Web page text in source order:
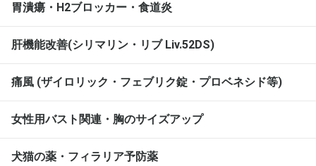
胃潰瘍・H2ブロッカー・食道炎
肝機能改善(シリマリン・リブ Liv.52DS)
痛風 (ザイロリック・フェブリク錠・プロベネシド等)
女性用バスト関連・胸のサイズアップ
犬猫の薬・フィラリア予防薬